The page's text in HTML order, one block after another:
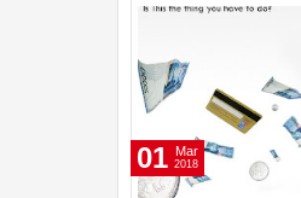
01 Mar
2018